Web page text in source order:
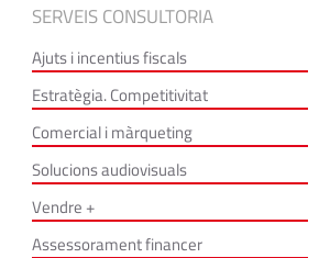
SERVEIS CONSULTORIA
Ajuts i incentius fiscals
Estratègia. Competitivitat
Comercial i màrqueting
Solucions audiovisuals
Vendre +
Assessorament financer